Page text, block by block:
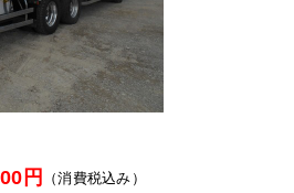
円 （消費税込み）